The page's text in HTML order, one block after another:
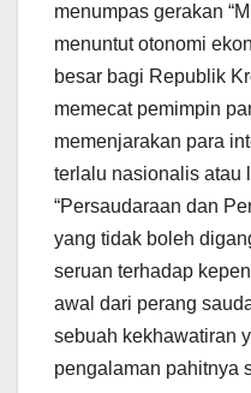
menumpas gerakan
menuntut otonomi
besar bagi Republik
memecat pemimpin
memenjarakan para
terlalu nasionalis atau
“Persaudaraan dan
yang tidak boleh
seruan terhadap
awal dari perang
sebuah kekhawatiran
pengalaman pahitnya